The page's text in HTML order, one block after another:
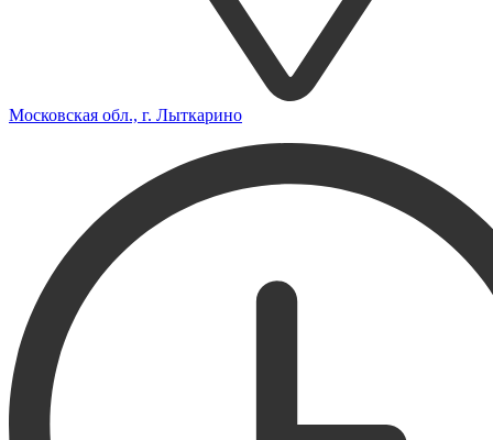
Московская обл., г. Лыткарино